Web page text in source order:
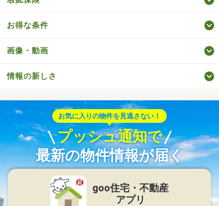
お得な条件
画像・動画
情報の新しさ
お気に入りの物件を見逃さない！
プッシュ通知で
最新の物件情報が届く
goo住宅・不動産
アプリ